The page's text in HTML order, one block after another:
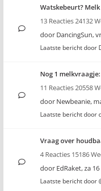
Watskebeurt?
13 Reacties 24132
door DancingSun,
Laatste bericht door
Nog 1
11 Reacties 20558
door Newbeanie,
Laatste bericht door
Vraag over
4 Reacties 15186
door EdRaket,za
Laatste bericht door